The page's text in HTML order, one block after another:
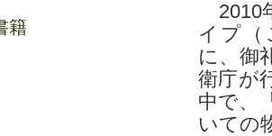
2010
イプ（
に、御
衛庁が
中で、
いての
籍